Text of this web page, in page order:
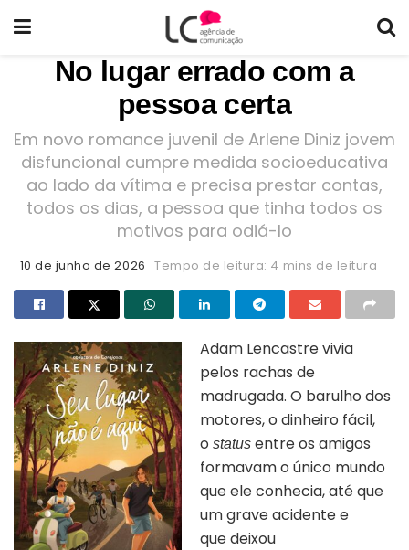
No lugar errado com a
pessoa certa
Em novo romance juvenil de Arlene Diniz jovem
disfuncional cumpre medida socioeducativa
ao lado da vítima e precisa prestar contas,
todos os dias, a pessoa que tinha todos os
motivos para odiá-lo
10 de junho de 2026 Tempo de leitura: 4 mins de leitura
Adam Lencastre vivia
pelos rachas de
madrugada. O barulho dos
motores, o dinheiro fácil,
o status entre os amigos
formavam o único mundo
que ele conhecia, até que
umgrave acidente e
quedeixou